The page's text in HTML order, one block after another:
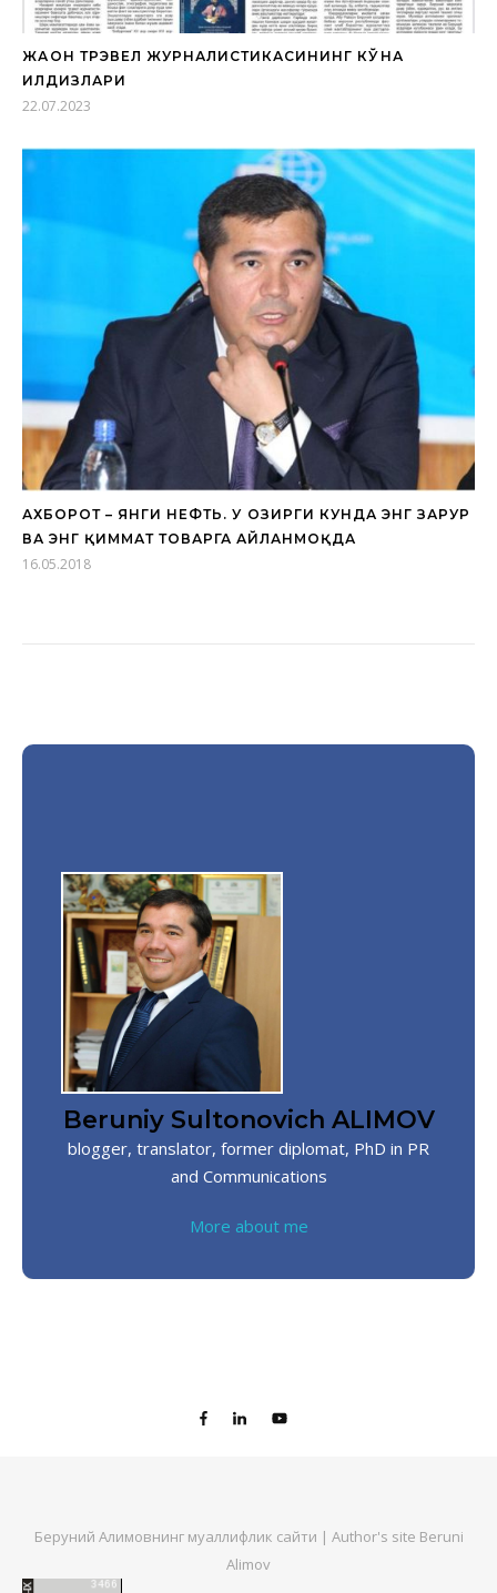
ЖАҲОН ТРЭВЕЛ ЖУРНАЛИСТИКАСИНИНГ КЎҲНА
ИЛДИЗЛАРИ
22.07.2023
АХБОРОТ – ЯНГИ НЕФТЬ. У ҲОЗИРГИ КУНДА ЭНГ ЗАРУР
ВА ЭНГ ҚИММАТ ТОВАРГА АЙЛАНМОҚДА
16.05.2018
Beruniy Sultonovich ALIMOV
blogger, translator, former diplomat, PhD in PR
and Communications
More about me
Беруний Алимовнинг муаллифлик сайти | Author's site Beruni
Alimov